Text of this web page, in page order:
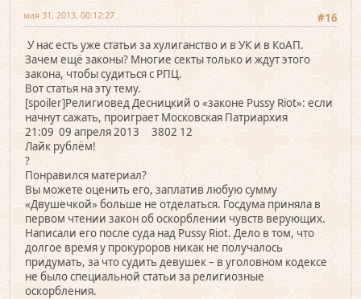
#16
мая 31, 2013, 00:12:27
У нас есть уже статьи за хулиганство и в УК и в КоАП.
Зачем ещё законы? Многие секты только и ждут этого
закона, чтобы судиться с РПЦ.
Вот статья на эту тему.
[spoiler]Религиовед Десницкий о «законе Pussy Riot»: если
начнут сажать, проиграет Московская Патриархия
21:09 09 апреля 2013 3802 12
Лайк рублём!
?
Понравился материал?
Вы можете оценить его, заплатив любую сумму
«Двушечкой» больше не отделаться. Госдума приняла в
первом чтении закон об оскорблении чувств верующих.
Написали его после суда над Pussy Riot. Дело в том, что
долгое время у прокуроров никак не получалось
придумать, за что судить девушек – в уголовном кодексе
не было специальной статьи за религиозные
оскорбления.